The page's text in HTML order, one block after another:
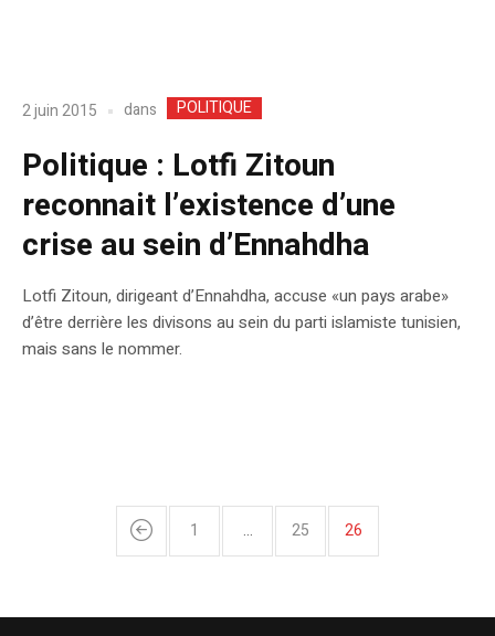
2 juin 2015 dans POLITIQUE
Politique : Lotfi Zitoun
reconnait l’existence d’une
crise au sein d’Ennahdha
Lotfi Zitoun, dirigeant d’Ennahdha, accuse «un pays arabe»
d’être derrière les divisons au sein du parti islamiste tunisien,
mais sans le nommer.
1 … 25 26